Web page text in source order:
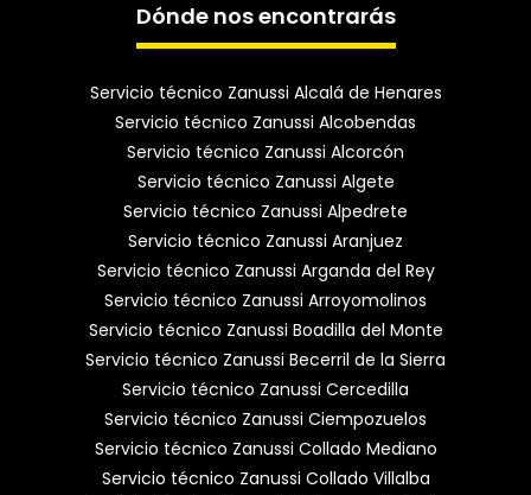
Dónde nos encontrarás
Servicio técnico Zanussi Alcalá de Henares
Servicio técnico Zanussi Alcobendas
Servicio técnico Zanussi Alcorcón
Servicio técnico Zanussi Algete
Servicio técnico Zanussi Alpedrete
Servicio técnico Zanussi Aranjuez
Servicio técnico Zanussi Arganda del Rey
Servicio técnico Zanussi Arroyomolinos
Servicio técnico Zanussi Boadilla del Monte
Servicio técnico Zanussi Becerril de la Sierra
Servicio técnico Zanussi Cercedilla
Servicio técnico Zanussi Ciempozuelos
Servicio técnico Zanussi Collado Mediano
Servicio técnico Zanussi Collado Villalba